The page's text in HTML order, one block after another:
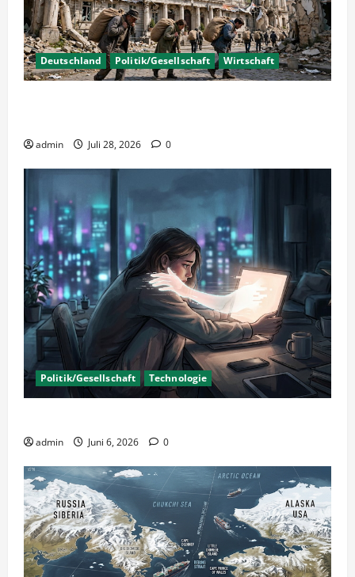
Deutschland Politik/Gesellschaft Wirtschaft
admin Juli 28, 2026 0
Politik/Gesellschaft Technologie
admin Juni 6, 2026 0